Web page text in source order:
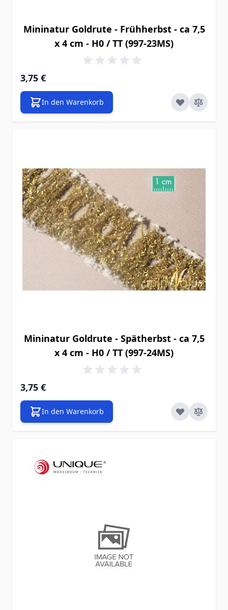
Mininatur Goldrute - Frühherbst - ca 7,5
x 4 cm - H0 / TT (997-23MS)
3,75 €
In den Warenkorb
Mininatur Goldrute - Spätherbst - ca 7,5
x 4 cm - H0 / TT (997-24MS)
3,75 €
In den Warenkorb